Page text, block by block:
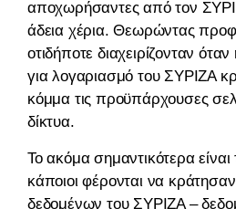
αποχωρήσαντες από τον
άδεια χέρια. Θεωρώντας
οτιδήποτε διαχειρίζονταν
για λογαριασμό του ΣΥΡΙΖΑ
κόμμα τις προϋπάρχουσες
δίκτυα.
Το ακόμα σημαντικότερα
κάποιοι φέρονται να κράτησαν
δεδομένων του ΣΥΡΙΖΑ –